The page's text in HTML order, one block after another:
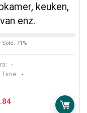
keuken,
enz.
Sold: 71%
-
-